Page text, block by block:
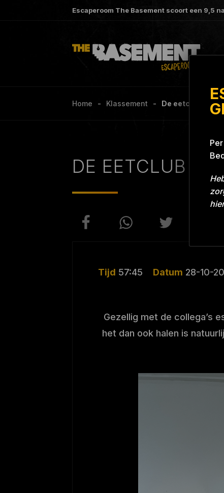
Escaperoom The Basement scoort een 9,5 na
Home Klassement De eetclub
DE EETCLUB
Tijd 57:45 Datum 28-10-
Gezellig met de collega’s
het dan ook halen is